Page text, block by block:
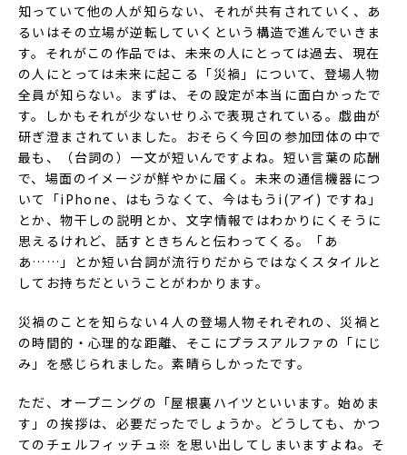
知っていて他の人が知らない、それが共有されていく、あ
るいはその立場が逆転していくという構造で進んでいきま
す。それがこの作品では、未来の人にとっては過去、現在
の人にとっては未来に起こる「災禍」について、登場人物
全員が知らない。まずは、その設定が本当に面白かったで
す。しかもそれが少ないせりふで表現されている。戯曲が
研ぎ澄まされていました。おそらく今回の参加団体の中で
最も、（台詞の）一文が短いんですよね。短い言葉の応酬
で、場面のイメージが鮮やかに届く。未来の通信機器につ
いて「iPhone、はもうなくて、今はもうi(アイ) ですね」
とか、物干しの説明とか、文字情報ではわかりにくそうに
思えるけれど、話すときちんと伝わってくる。「あ
あ……」とか短い台詞が流行りだからではなくスタイルと
してお持ちだということがわかります。
災禍のことを知らない４人の登場人物それぞれの、災禍と
の時間的・心理的な距離、そこにプラスアルファの「にじ
み」を感じられました。素晴らしかったです。
ただ、オープニングの「屋根裏ハイツといいます。始めま
す」の挨拶は、必要だったでしょうか。どうしても、かつ
てのチェルフィッチュ※ を思い出してしまいますよね。そ